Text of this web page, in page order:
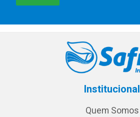
Institucional
Quem Somos